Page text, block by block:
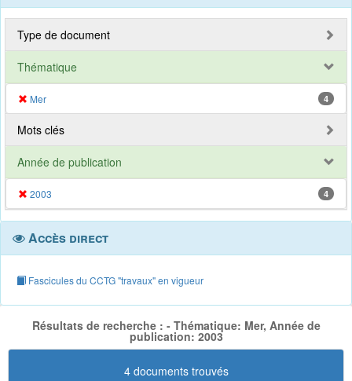
Type de document
Thématique
Mer 4
Mots clés
Année de publication
2003 4
Accès direct
Fascicules du CCTG "travaux" en vigueur
Résultats de recherche : - Thématique: Mer, Année de
publication: 2003
4 documents trouvés